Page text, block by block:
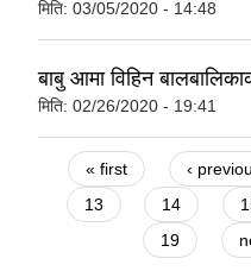
मिति: 03/05/2020 - 14:48
बाबु आमा विहिन
मिति: 02/26/2020 - 19:41
Pages
« first ‹
13
14
19